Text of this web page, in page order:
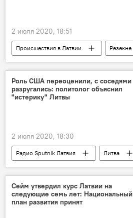
2 июля 2020, 18:51
Происшествия в Латвии
Резекне
спецназ
полицейские
Роль США переоценили, с соседями
разругались: политолог объяснил
"истерику" Литвы
2 июля 2020, 18:30
Радио Sputnik Латвия
Литва
БелАЭС
Сейм утвердил курс Латвии на
следующие семь лет: Национальный
план развития принят